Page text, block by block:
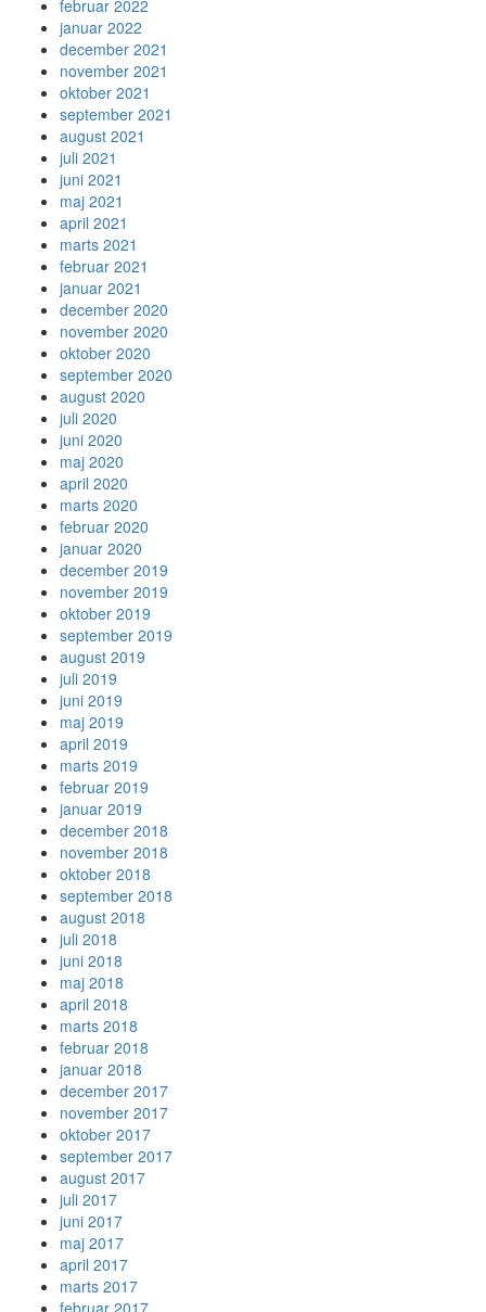
februar 2022
januar 2022
december 2021
november 2021
oktober 2021
september 2021
august 2021
juli 2021
juni 2021
maj 2021
april 2021
marts 2021
februar 2021
januar 2021
december 2020
november 2020
oktober 2020
september 2020
august 2020
juli 2020
juni 2020
maj 2020
april 2020
marts 2020
februar 2020
januar 2020
december 2019
november 2019
oktober 2019
september 2019
august 2019
juli 2019
juni 2019
maj 2019
april 2019
marts 2019
februar 2019
januar 2019
december 2018
november 2018
oktober 2018
september 2018
august 2018
juli 2018
juni 2018
maj 2018
april 2018
marts 2018
februar 2018
januar 2018
december 2017
november 2017
oktober 2017
september 2017
august 2017
juli 2017
juni 2017
maj 2017
april 2017
marts 2017
februar 2017